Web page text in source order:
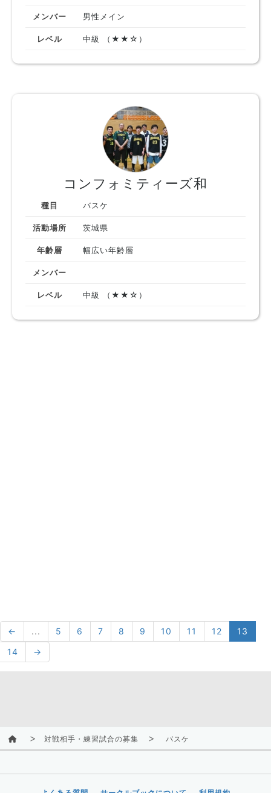
メンバー 男性メイン
レベル 中級 （★★☆）
コンフォミティーズ和
種目 バスケ
活動場所 茨城県
年齢層 幅広い年齢層
メンバー
レベル 中級 （★★☆）
← ... 5 6 7 8 9 10 11 12
13
14
→
対戦相手・練習試合の募集 バスケ